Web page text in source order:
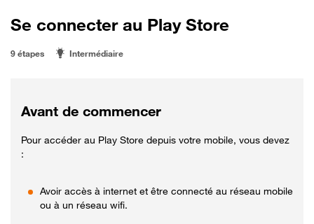
Se connecter au Play Store
9 étapes Intermédiaire
Avant de commencer
Pour accéder au Play Store depuis votre mobile, vous devez
:
Avoir accès à internet et être connecté au réseau mobile
ou à un réseau wifi.